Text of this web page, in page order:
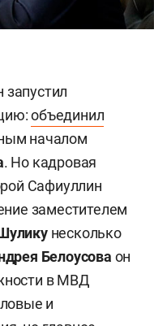
объединил
началом
. Но кадровая
Сафиуллин
заместителем
несколько
Белоусова он
в МВД
и